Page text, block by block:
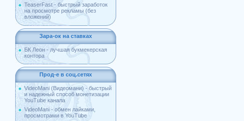
TeaserFast - быстрый заработок
на просмотре рекламы (без
вложений)
Зара-ок на ставках
БК Леон - лучшая букмекерская
контора
Прод-е в соц.сетях
VideoMani (Видеомани) - быстрый
и надежный способ монетизации
YouTube канала
VideoMani - обмен лайками,
просмотрами в YouTube